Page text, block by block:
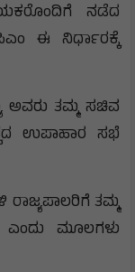
ನಡೆದ
ಈ ನಿರ್ಧಾರಕ್ಕೆ
ಅವರು ತಮ್ಮ ಸಚಿವ
ಉಪಾಹಾರ ಸಭೆ
ತಮ್ಮ
ಎಂದು ಮೂಲಗಳು